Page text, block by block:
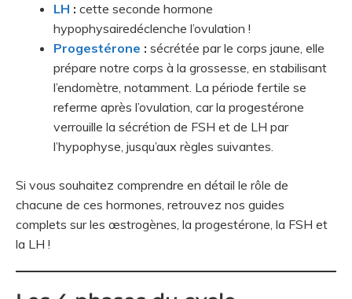
LH : cette seconde hormone
hypophysairedéclenche l’ovulation !
Progestérone : sécrétée par le corps jaune, elle
prépare notre corps à la grossesse, en stabilisant
l’endomètre, notamment. La période fertile se
referme après l’ovulation, car la progestérone
verrouille la sécrétion de FSH et de LH par
l’hypophyse, jusqu’aux règles suivantes.
Si vous souhaitez comprendre en détail le rôle de
chacune de ces hormones, retrouvez nos guides
complets sur les œstrogènes, la progestérone, la FSH et
la LH !